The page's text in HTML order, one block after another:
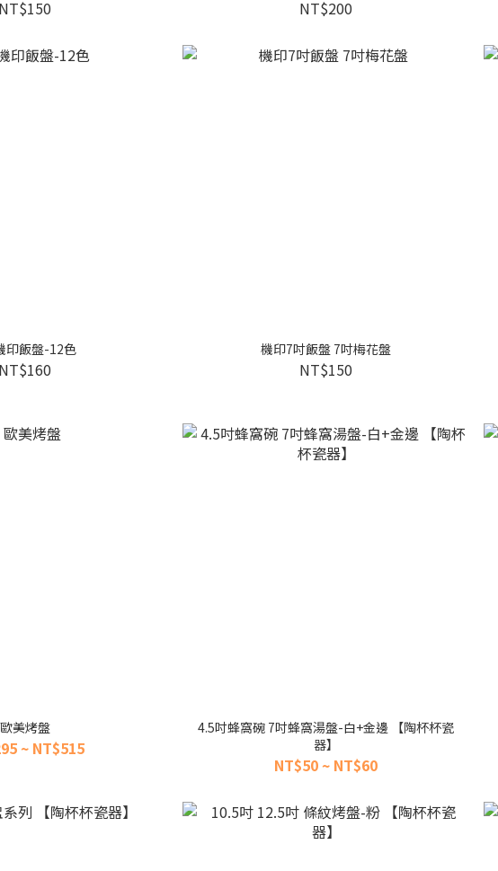
NT$200
印飯盤-12色 機印7吋飯盤 7吋梅花盤
NT$150
歐美烤盤
~ NT$515
4.5吋蜂窩碗 7吋蜂窩湯盤-白+金邊 【陶杯杯瓷
器】
NT$50 ~ NT$60